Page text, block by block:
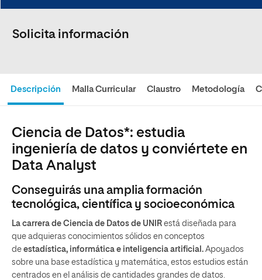
Descripción Malla Curricular Claustro Metodología
Ciencia de Datos*: estudia
ingeniería de datos y conviértete en
Data Analyst
Conseguirás una amplia formación
tecnológica, científica y socioeconómica
La carrera de Ciencia de Datos de UNIR está diseñada para
que adquieras conocimientos sólidos en conceptos
de estadística, informática e inteligencia artificial. Apoyados
sobre una base estadística y matemática, estos estudios están
centrados en el análisis de cantidades grandes de datos.
Solicita información